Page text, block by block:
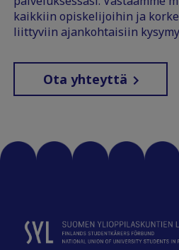
kaikkiin opiskelijoihin ja
liittyviin ajankohtaisiin
Ota yhteyttä